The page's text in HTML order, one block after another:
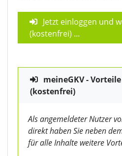
Jetzt einloggen und
(kostenfrei) ...
meineGKV -
(kostenfrei)
Als angemeldeter Nutzer
direkt haben Sie neben
für alle Inhalte weitere